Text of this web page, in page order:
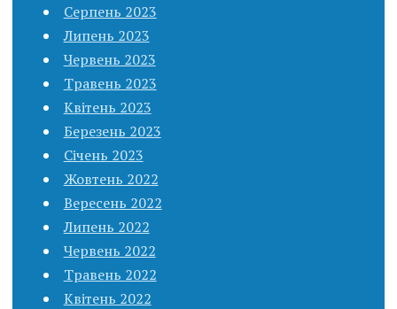
Серпень 2023
Липень 2023
Червень 2023
Травень 2023
Квітень 2023
Березень 2023
Січень 2023
Жовтень 2022
Вересень 2022
Липень 2022
Червень 2022
Травень 2022
Квітень 2022